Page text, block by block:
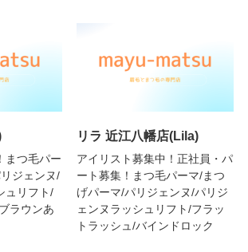
まつ毛パー
ジェンヌ/
ュリフト/
ラウンあ
リラ 近江八幡店(Lila)
アイリスト募集中！正社員・パ
ート募集！まつ毛パーマ/まつ
げパーマ/パリジェンヌ/パリジ
ェンヌラッシュリフト/フラッ
トラッシュ/バインドロック